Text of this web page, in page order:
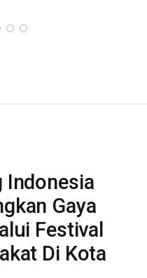
Indonesia
Gaya
Festival
Di Kota